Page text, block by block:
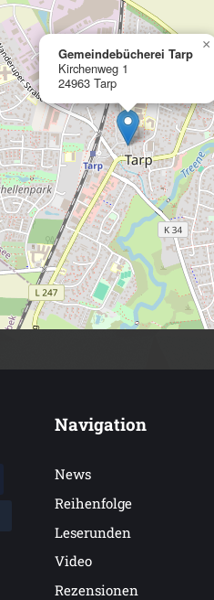
Gemeindebücherei Tarp
Kirchenweg 1
24963 Tarp
×
Navigation
News
Reihenfolge
Leserunden
Video
Rezensionen